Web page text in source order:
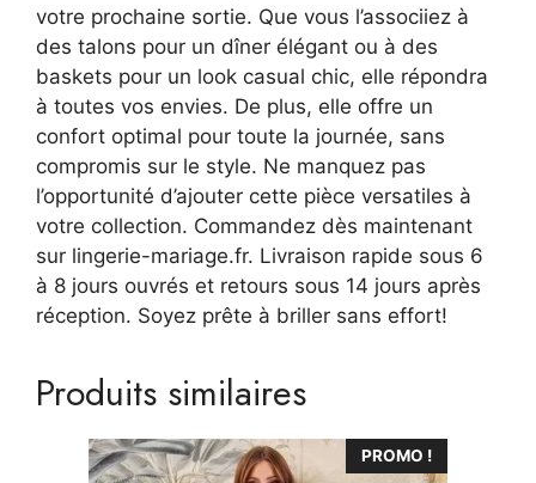
votre prochaine sortie. Que vous l’associiez à
des talons pour un dîner élégant ou à des
baskets pour un look casual chic, elle répondra
à toutes vos envies. De plus, elle offre un
confort optimal pour toute la journée, sans
compromis sur le style. Ne manquez pas
l’opportunité d’ajouter cette pièce versatiles à
votre collection. Commandez dès maintenant
sur lingerie-mariage.fr. Livraison rapide sous 6
à 8 jours ouvrés et retours sous 14 jours après
réception. Soyez prête à briller sans effort!
Produits similaires
PROMO !